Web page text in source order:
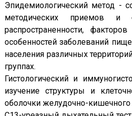
Эпидемиологический метод -
методических приемов и
распространенности,
особенностей заболеваний
населения различных
группах.
Гистологический и
изучение структуры и
оболочки желудочно-кишечного